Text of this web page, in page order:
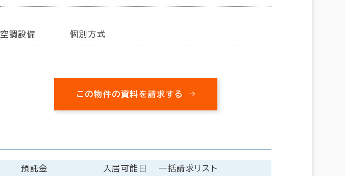
空調設備 個別方式
この物件の資料を請求する
預託金 入居可能日 一括請求リスト